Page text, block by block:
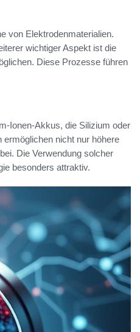
von Elektrodenmaterialien.
wichtiger Aspekt ist die
Diese Prozesse führen
Ionen-Akkus, die Silizium oder
nicht nur höhere
Die Verwendung solcher
besonders attraktiv.